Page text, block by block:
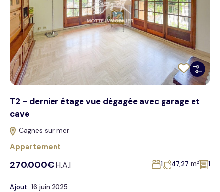
T2 – dernier étage vue dégagée avec garage et
cave
Cagnes sur mer
Appartement
270.000€H.A.I 1 47,27 m² 1
Ajout : 16 juin 2025